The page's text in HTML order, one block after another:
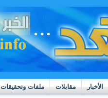
الأخبار مقابلات ملفات وتحقيقات